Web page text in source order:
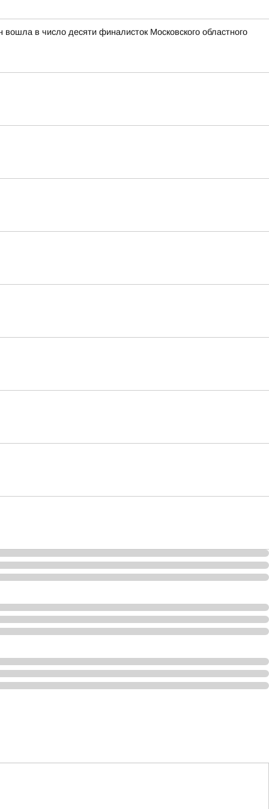
в число десяти финалисток Московского областного